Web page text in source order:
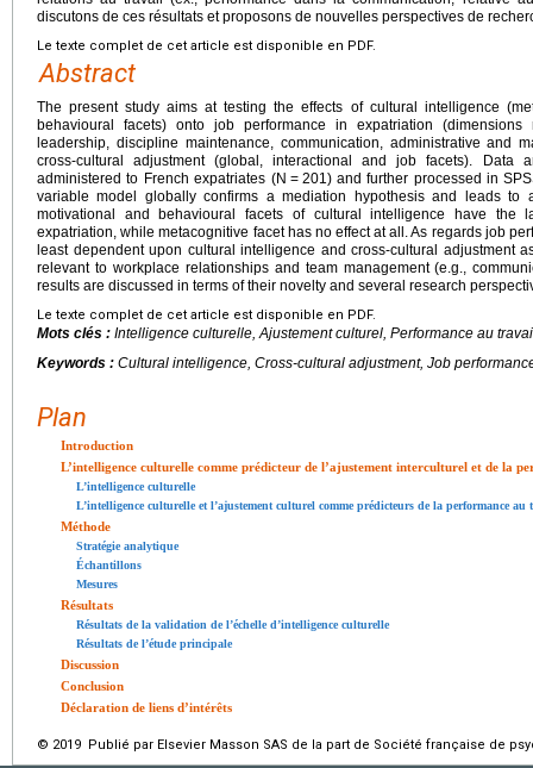
discutons de ces résultats et proposons de nouvelles perspectives de
Le texte complet de cet article est disponible en PDF.
Abstract
The present study aims at testing the effects of cultural intelligence
behavioural facets) onto job performance in expatriation (dimensions
leadership, discipline maintenance, communication, administrative and
cross-cultural adjustment (global, interactional and job facets). Data
administered to French expatriates (N = 201) and further processed in
variable model globally confirms a mediation hypothesis and leads to
motivational and behavioural facets of cultural intelligence have the
expatriation, while metacognitive facet has no effect at all. As regards job
least dependent upon cultural intelligence and cross-cultural adjustment
relevant to workplace relationships and team management (e.g.,
results are discussed in terms of their novelty and several research
Le texte complet de cet article est disponible en PDF.
Mots clés : Intelligence culturelle, Ajustement culturel, Performance au
Keywords : Cultural intelligence, Cross-cultural adjustment, Job
Plan
Introduction
L’intelligence culturelle comme prédicteur de l’ajustement interculturel et de la
L’intelligence culturelle
L’intelligence culturelle et l’ajustement culturel comme prédicteurs de la performance
Méthode
Stratégie analytique
Échantillons
Mesures
Résultats
Résultats de la validation de l’échelle d’intelligence culturelle
Résultats de l’étude principale
Discussion
Conclusion
Déclaration de liens d’intérêts
© 2019 Publié par Elsevier Masson SAS de la part de Société française de